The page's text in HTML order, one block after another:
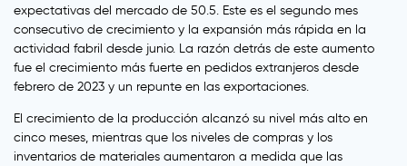
expectativas del mercado de 50.5. Este es el segundo mes
consecutivo de crecimiento y la expansión más rápida en la
actividad fabril desde junio. La razón detrás de este aumento
fue el crecimiento más fuerte en pedidos extranjeros desde
febrero de 2023 y un repunte en las exportaciones.
El crecimiento de la producción alcanzó su nivel más alto en
cinco meses, mientras que los niveles de compras y los
inventarios de materiales aumentaron a medida que las